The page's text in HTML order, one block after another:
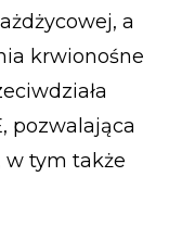
a
krwionośne
pozwalająca
w tym także